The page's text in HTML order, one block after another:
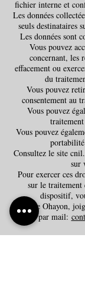
fichier interne et
Les données
seuls destinataires
Les données sont
Vous pouvez
concernant, les
effacement ou
du
Vous pouvez
consentement au
Vous pouvez
Vous pouvez
portabilité
Consultez le site
sur
Pour exercer ces
sur le traitement
dispositif,
Philippe Ohayon,
par mail: